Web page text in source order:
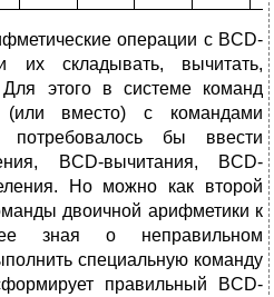
операции с BCD-
складывать, вычитать,
этого в системе команд
(или вместо) с командами
потребовалось бы ввести
BCD-вычитания, BCD-
Но можно как второй
двоичной арифметики к
зная о неправиль­ном
специальную команду
правильный BCD-